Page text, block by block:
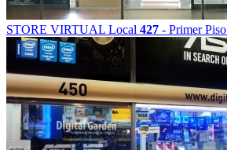
STORE VIRTUAL Local 427 - Primer Piso